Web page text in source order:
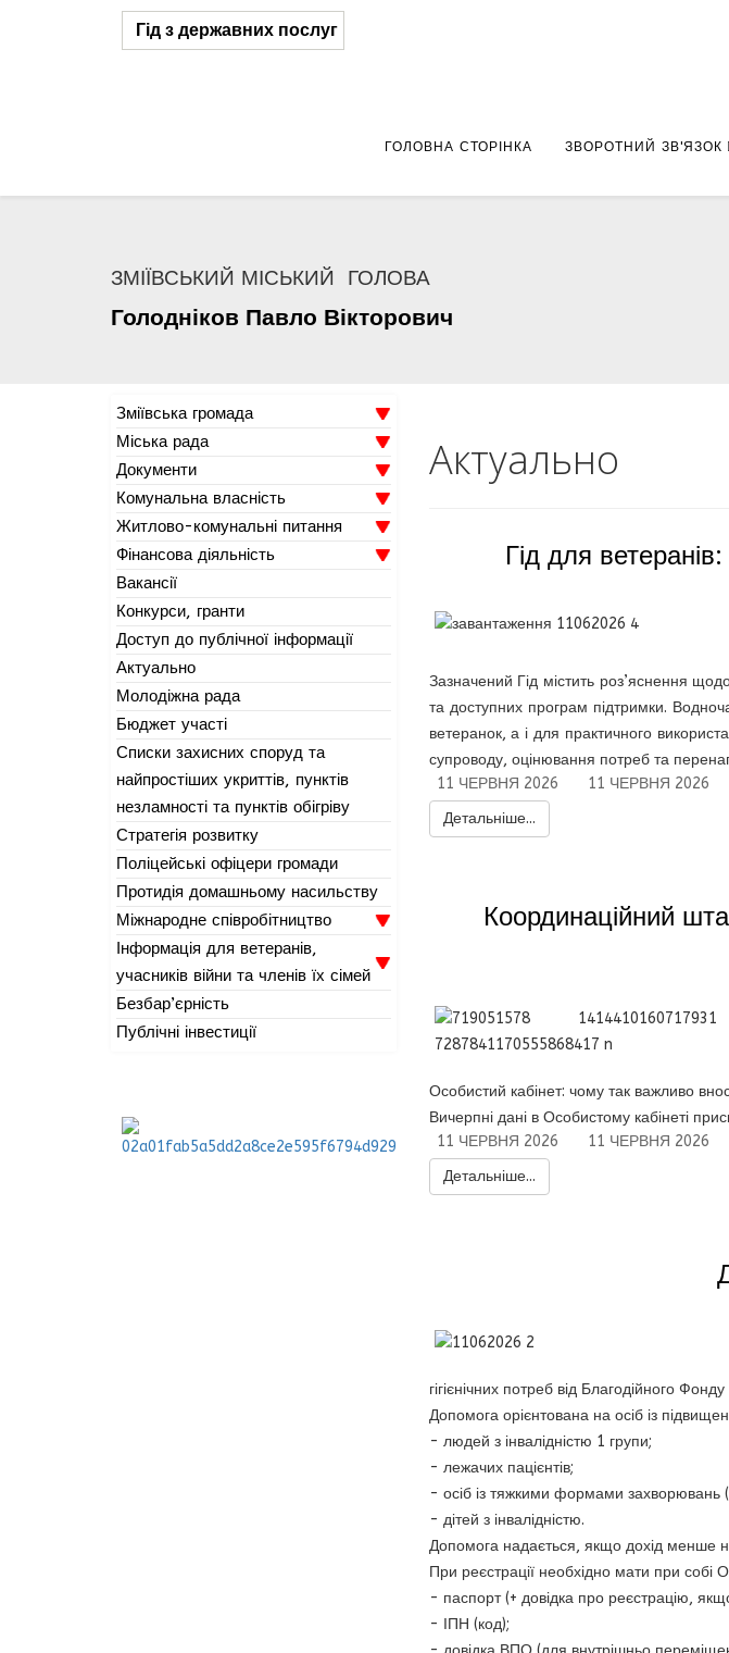
Гід з державних послуг
ГОЛОВНА СТОРІНКА ЗВОРОТНИЙ ЗВ'ЯЗОК
ЗМІЇВСЬКИЙ МІСЬКИЙ ГОЛОВА
Голодніков Павло Вікторович
Зміївська громада
Міська рада
Документи
Комунальна власність
Житлово-комунальні питання
Фінансова діяльність
Вакансії
Конкурси, гранти
Доступ до публічної інформації
Актуально
Молодіжна рада
Бюджет участі
Списки захисних споруд та
найпростіших укриттів, пунктів
незламності та пунктів обігріву
Стратегія розвитку
Поліцейські офіцери громади
Протидія домашньому насильству
Міжнародне співробітництво
Інформація для ветеранів,
учасників війни та членів їх сімей
Безбар’єрність
Публічні інвестиції
Актуально
Гід для
Зазначений Гід містить роз’яснення
та доступних програм підтримки.
ветеранок, а і для практичного
супроводу, оцінювання потреб та
11 ЧЕРВНЯ 2026
11 ЧЕРВНЯ 2026
Детальніше...
Координаційний
Особистий кабінет: чому так важливо
Вичерпні дані в Особистому кабінеті
11 ЧЕРВНЯ 2026
11 ЧЕРВНЯ 2026
Детальніше...
гігієнічних потреб від Благодійного Фонду
Допомога орієнтована на осіб із
- людей з інвалідністю 1 групи;
- лежачих пацієнтів;
- осіб із тяжкими формами захворювань
- дітей з інвалідністю.
Допомога надається, якщо дохід менше
При реєстрації необхідно мати при собі
- паспорт (+ довідка про реєстрацію,
- ІПН (код);